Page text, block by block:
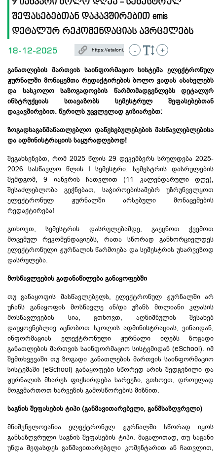
შეფასებებთან დაკავშირებით emis
დეტალურ რეკომენდაციას ავრცელებს
18-12-2025 - +
განათლების მართვის საინფორმაციო სისტემა ელექტრონულ
ჟურნალში მონაცემთა რედაქტირების ბოლო ვადას ასახელებს
და სასკოლო საზოგადოების წარმომადგენლებს დეტალურ
ინსტრუქციას სთავაზობს სემესტრულ შეფასებებთან
დაკავშირებით. წერილს უცვლელად გიზიარებთ:
ზოგადსაგანმანათლებლო დაწესებულებების მასწავლებლებისა
და ადმინისტრაციის საყურადღებოდ!
შეგახსენებთ, რომ 2025 წლის 29 დეკემბერს სრულდება 2025-
2026 სასწავლო წლის I სემესტრი. სემესტრის დასრულების
შემდგომ, 9 იანვრის ჩათვლით (11 კალენდარული დღე),
შესაძლებლობა გექნებათ, საჭიროებისამებრ უზრუნველყოთ
ელექტრონულ ჟურნალში არსებული მონაცემების
რედაქტირება!
გთხოვთ, სემესტრის დასრულებამდე, გაეცნოთ ქვემოთ
მოცემულ რეკომენდაციებს, რათა სწორად განხორციელდეს
ელექტრონული ჟურნალის წარმოება და სემესტრის უხარვეზოდ
დასრულება.
მოსწავლეების გადანაწილება განაყოფებში
თუგანაყოფის მასწავლებელს, ელექტრონულ ჟურნალში არ
უჩანს განაყოფისმოსწავლე ან/და უჩანს მთლიანი კლასის
მოსწავლეების სია, გთხოვთ, აღნიშნულის შესახებ
დაუყოვნებლივ აცნობოთ სკოლის ადმინისტრაციას, ვინაიდან,
ინფორმაციას ელექტრონული ჟურნალი იღებს ზოგადი
განათლების მართვის საინფორმაციო სისტემიდან (eSchool). იმ
შემთხვევაში თუ ზოგადი განათლების მართვის საინფორმაციო
სისტემაში (eSchool) განაყოფები სწორედ არის შედგენილი და
ჟურნალის მხარეს ფიქსირდება ხარვეზი, გთხოვთ, დროულად
მოგვმართოთ ხარვეზის გამოსწორების მიზნით.
საგნის შეფასების ტიპი (განმავითარებელი, განმსაზღვრელი)
მნიშვნელოვანია ელექტრონულ ჟურნალში სწორად იყოს
განსაზღვრული საგნის შეფასების ტიპი. მაგალითად, თუ საგანი
უნდა შეფასდეს განმავითარებელი კომენტარით ან ჩათვლით,